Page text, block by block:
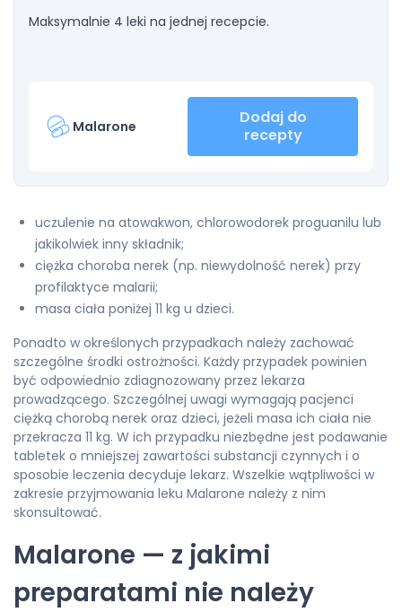
Maksymalnie 4 leki na jednej recepcie.
Malarone
Dodaj do
recepty
uczulenie na atowakwon, chlorowodorek proguanilu lub
jakikolwiek inny składnik;
ciężka choroba nerek (np. niewydolność nerek) przy
profilaktyce malarii;
masa ciała poniżej 11 kg u dzieci.
Ponadto w określonych przypadkach należy zachować
szczególne środki ostrożności. Każdy przypadek powinien
być odpowiednio zdiagnozowany przez lekarza
prowadzącego. Szczególnej uwagi wymagają pacjenci
ciężką chorobą nerek oraz dzieci, jeżeli masa ich ciała nie
przekracza 11 kg. W ich przypadku niezbędne jest podawanie
tabletek o mniejszej zawartości substancji czynnych i o
sposobie leczenia decyduje lekarz. Wszelkie wątpliwości w
zakresie przyjmowania leku Malarone należy z nim
skonsultować.
Malarone — z jakimi
preparatami nie należy